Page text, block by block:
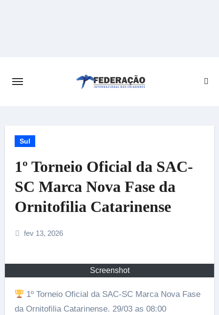
Sul
1º Torneio Oficial da SAC-
SC Marca Nova Fase da
Ornitofilia Catarinense
fev 13, 2026
Screenshot
1º Torneio Oficial da SAC-SC Marca Nova Fase
da Ornitofilia Catarinense. 29/03 as 08:00